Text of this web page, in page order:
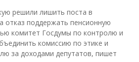
решили лишить поста в
отказ поддержать пенсионную
комитет Госдумы по контролю и
комиссию по этике и
за доходами депутатов, пишет